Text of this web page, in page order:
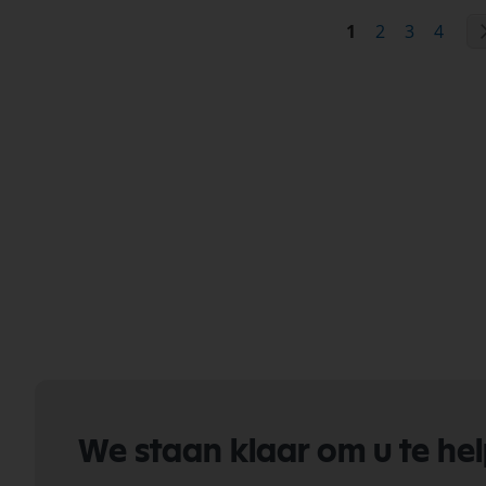
Pagina
U lees
1 Pagina
2 Pagina
3 Pagina
4
We staan klaar om u te